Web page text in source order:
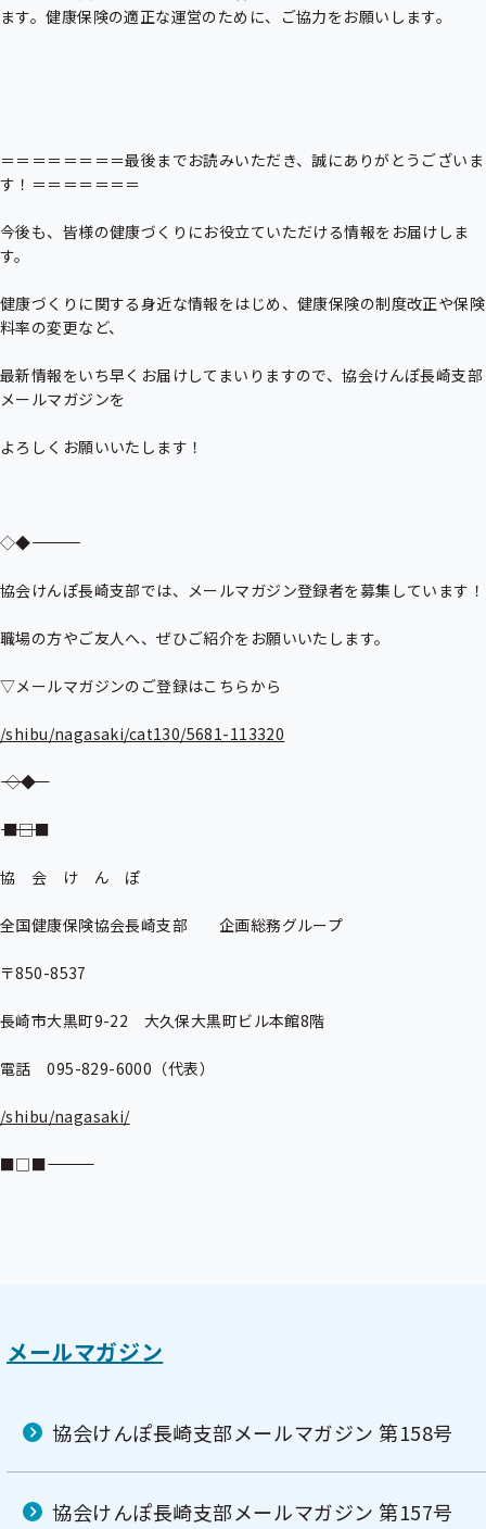
ます。健康保険の適正な運営のために、ご協力をお願いします。
＝＝＝＝＝＝＝＝最後までお読みいただき、誠にありがとうございま
す！＝＝＝＝＝＝＝
今後も、皆様の健康づくりにお役立ていただける情報をお届けしま
す。
健康づくりに関する身近な情報をはじめ、健康保険の制度改正や保険
料率の変更など、
最新情報をいち早くお届けしてまいりますので、協会けんぽ長崎支部
メールマガジンを
よろしくお願いいたします！
◇◆――――――――――――――――――――――――――――――――――――
協会けんぽ長崎支部では、メールマガジン登録者を募集しています！
職場の方やご友人へ、ぜひご紹介をお願いいたします。
▽メールマガジンのご登録はこちらから
/shibu/nagasaki/cat130/5681-113320
――――――――――――――――――――――――――――――――――――◇◆
―――――――――――――――――――――■□■
協　会　け　ん　ぽ
全国健康保険協会長崎支部　　企画総務グループ
〒850-8537
長崎市大黒町9-22　大久保大黒町ビル本館8階
電話　095-829-6000（代表）
/shibu/nagasaki/
■□■―――――――――――――――――――――
メールマガジン
協会けんぽ長崎支部メールマガジン 第158号
協会けんぽ長崎支部メールマガジン 第157号